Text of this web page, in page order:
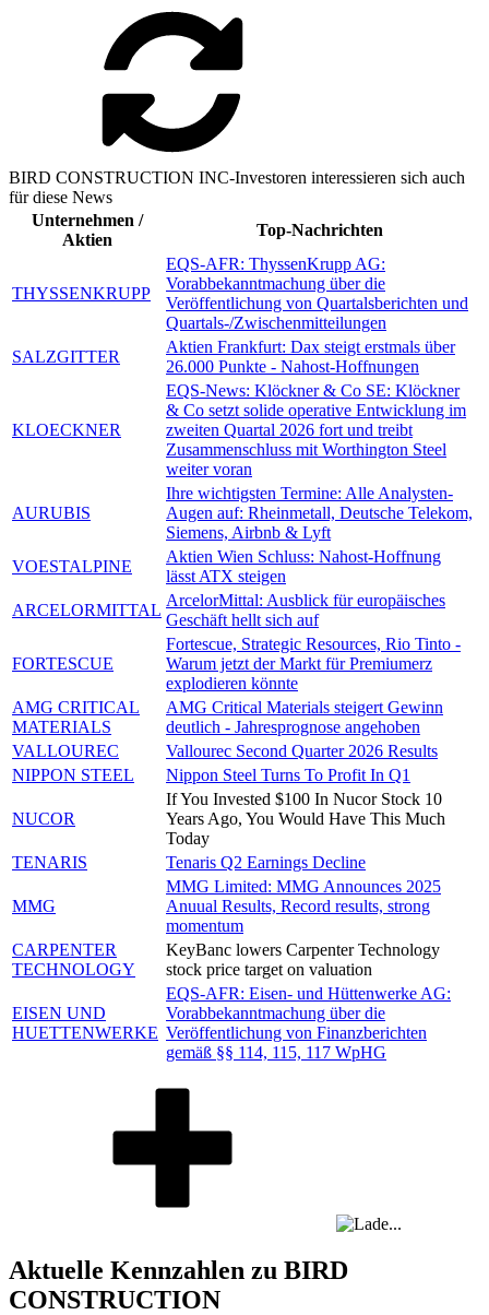
BIRD CONSTRUCTION INC-Investoren interessieren sich auch
für diese News
Unternehmen /
Aktien
Top-Nachrichten
THYSSENKRUPP
EQS-AFR: ThyssenKrupp AG:
Vorabbekanntmachung über die
Veröffentlichung von Quartalsberichten und
Quartals-/Zwischenmitteilungen
SALZGITTER
Aktien Frankfurt: Dax steigt erstmals über
26.000 Punkte - Nahost-Hoffnungen
KLOECKNER
EQS-News: Klöckner & Co SE: Klöckner
& Co setzt solide operative Entwicklung im
zweiten Quartal 2026 fort und treibt
Zusammenschluss mit Worthington Steel
weiter voran
AURUBIS
Ihre wichtigsten Termine: Alle Analysten-
Augen auf: Rheinmetall, Deutsche Telekom,
Siemens, Airbnb & Lyft
VOESTALPINE
Aktien Wien Schluss: Nahost-Hoffnung
lässt ATX steigen
ARCELORMITTAL
ArcelorMittal: Ausblick für europäisches
Geschäft hellt sich auf
FORTESCUE
Fortescue, Strategic Resources, Rio Tinto -
Warum jetzt der Markt für Premiumerz
explodieren könnte
AMG CRITICAL
MATERIALS
AMG Critical Materials steigert Gewinn
deutlich - Jahresprognose angehoben
VALLOUREC
Vallourec Second Quarter 2026 Results
NIPPON STEEL
Nippon Steel Turns To Profit In Q1
NUCOR
If You Invested $100 In Nucor Stock 10
Years Ago, You Would Have This Much
Today
TENARIS
Tenaris Q2 Earnings Decline
MMG
MMG Limited: MMG Announces 2025
Anuual Results, Record results, strong
momentum
CARPENTER
TECHNOLOGY
KeyBanc lowers Carpenter Technology
stock price target on valuation
EISEN UND
HUETTENWERKE
EQS-AFR: Eisen- und Hüttenwerke AG:
Vorabbekanntmachung über die
Veröffentlichung von Finanzberichten
gemäß §§ 114, 115, 117 WpHG
Aktuelle Kennzahlen zu BIRD
CONSTRUCTION